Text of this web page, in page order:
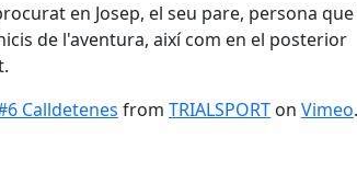
en Josep, el seu pare, persona que
de l'aventura, així com en el posterior
Calldetenes from TRIALSPORT on Vimeo.